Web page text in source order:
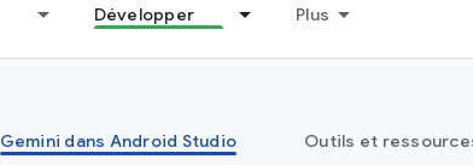
Développer Plus
Gemini dans Android Studio Outils et